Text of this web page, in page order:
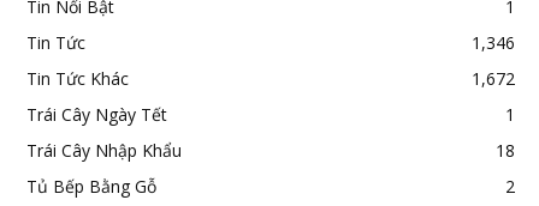
Tin Nổi Bật
1
Tin Tức
1,346
Tin Tức Khác
1,672
Trái Cây Ngày Tết
1
Trái Cây Nhập Khẩu
18
Tủ Bếp Bằng Gỗ
2